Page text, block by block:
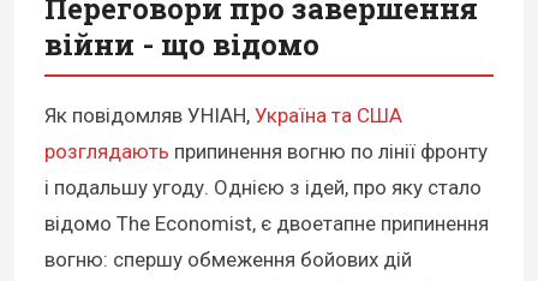
Переговори про завершення
війни - що відомо
Як повідомляв УНІАН, Україна та США
розглядають припинення вогню по лінії фронту
і подальшу угоду. Однією з ідей, про яку стало
відомо The Economist, є двоетапне припинення
вогню: спершу обмеження бойових дій